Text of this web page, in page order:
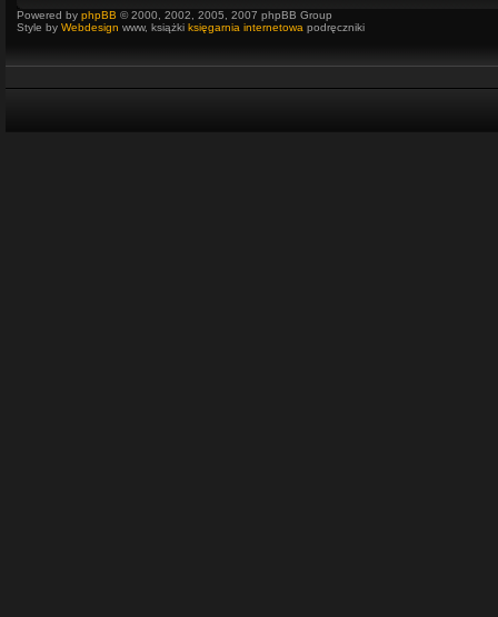
Powered by phpBB © 2000, 2002, 2005, 2007 phpBB Group
Style by Webdesign www, książki księgarnia internetowa podręczniki